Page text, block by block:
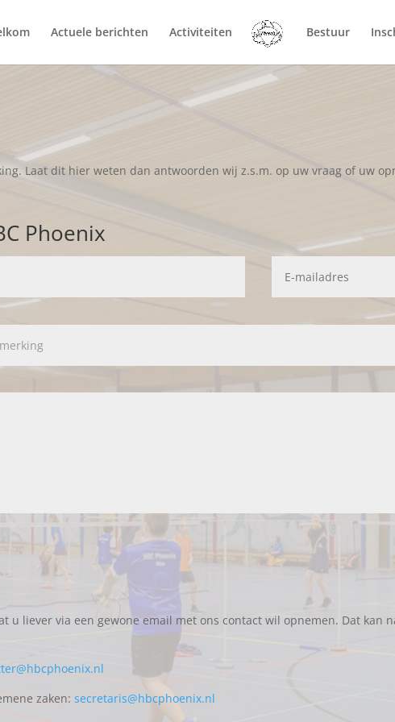
Actuele berichten Activiteiten Bestuur
Laat dit hier weten dan antwoorden wij z.s.m. op uw vraag of uw
Phoenix
u liever via een gewone email met ons contact wil opnemen. Dat kan
zaken:secretaris@hbcphoenix.nl